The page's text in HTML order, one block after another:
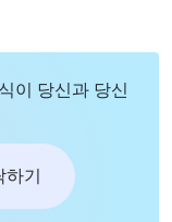
이 당신과 당신
기